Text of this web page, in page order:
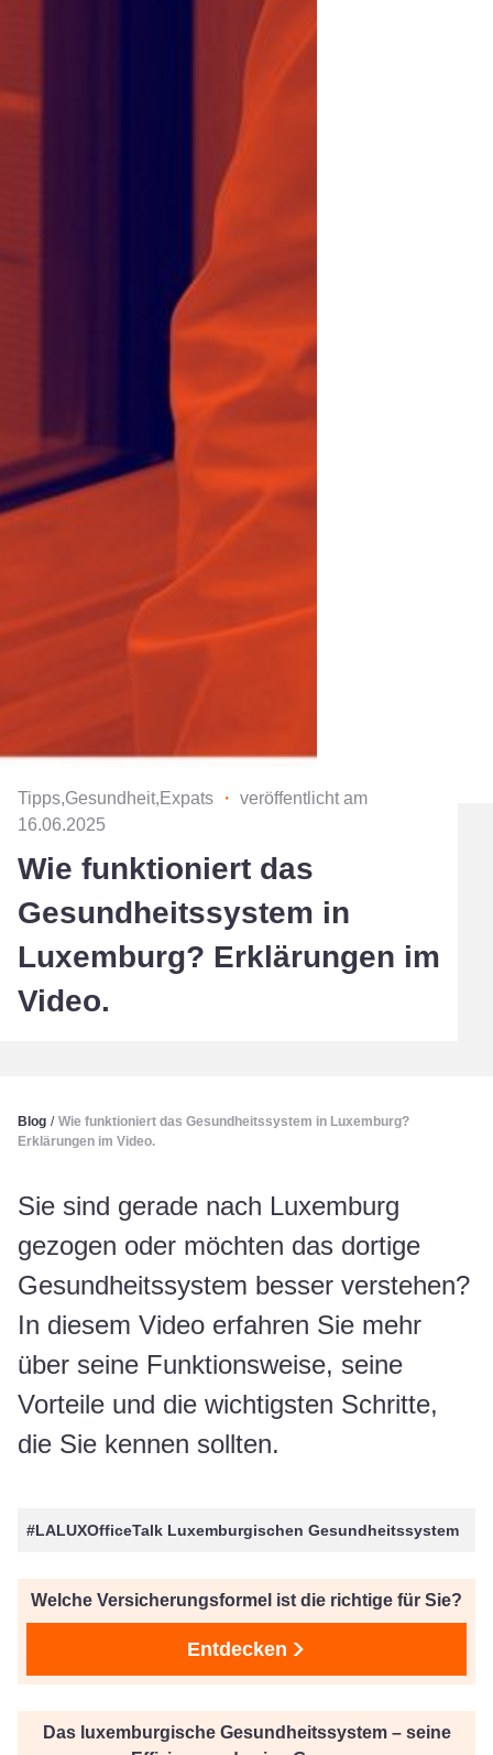
Tipps,Gesundheit,Expats ・ veröffentlicht am
16.06.2025
Wie funktioniert das
Gesundheitssystem in
Luxemburg? Erklärungen im
Video.
Blog / Wie funktioniert das Gesundheitssystem in Luxemburg?
Erklärungen im Video.
Sie sind gerade nach Luxemburg
gezogen oder möchten das dortige
Gesundheitssystem besser verstehen?
In diesem Video erfahren Sie mehr
über seine Funktionsweise, seine
Vorteile und die wichtigsten Schritte,
die Sie kennen sollten.
#LALUXOfficeTalk Luxemburgischen Gesundheitssystem
Welche Versicherungsformel ist die richtige für Sie?
Entdecken
Das luxemburgische Gesundheitssystem – seine